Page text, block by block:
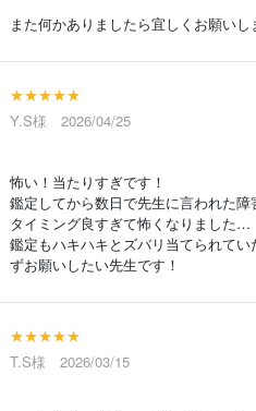
また何かありましたら宜しくお願いし
★★★★★
Y.S様 2026/04/25
怖い！当たりすぎです！
鑑定してから数日で先生に言われた障
タイミング良すぎて怖くなりました…
鑑定もハキハキとズバリ当てられて
ずお願いしたい先生です！
★★★★★
T.S様 2026/03/15